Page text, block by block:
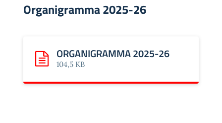
Organigramma 2025-26
Scarica: ORGANIGRAMMA 2025-26
ORGANIGRAMMA 2025-26
104,5 KB